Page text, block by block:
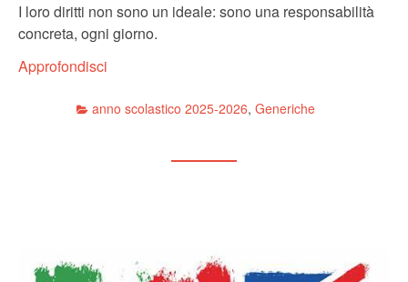
I loro diritti non sono un ideale: sono una responsabilità
concreta, ogni giorno.
Approfondisci
anno scolastico 2025-2026, Generiche